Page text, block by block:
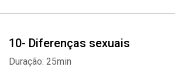
10- Diferenças sexuais
Duração: 25min